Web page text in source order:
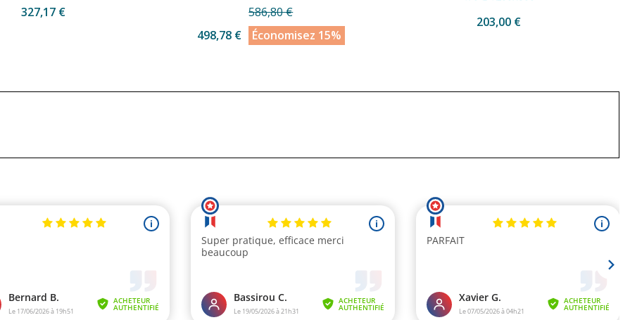
327,17 €
586,80 €
498,78 €
Économisez 15%
203,00 €